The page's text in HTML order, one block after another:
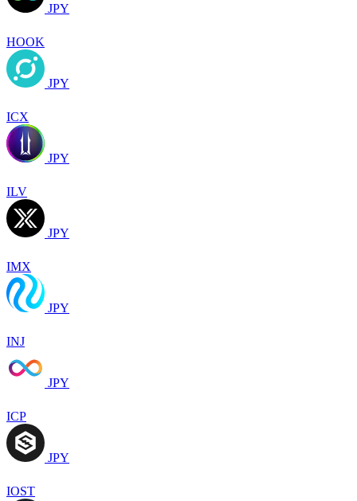
JPY
HOOK
JPY
ICX
JPY
ILV
JPY
IMX
JPY
INJ
JPY
ICP
JPY
IOST